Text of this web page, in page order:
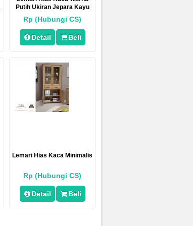
Putih Ukiran Jepara Kayu
Jati
Rp (Hubungi CS)
Detail Beli
Lemari Hias Kaca Minimalis
Rp (Hubungi CS)
Detail Beli